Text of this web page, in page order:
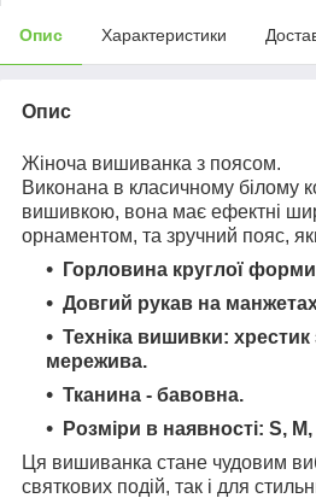
Опис Характеристики
Опис
Жіноча вишиванка з поясом.
Виконана в класичному білому
вишивкою, вона має ефектні
орнаментом, та зручний пояс,
Горловина круглої форми
Довгий рукав на
Техніка вишивки: хрестик
мережива.
Тканина - бавовна.
Розміри в наявності: S,
Ця вишиванка стане чудовим
святкових подій, так і для